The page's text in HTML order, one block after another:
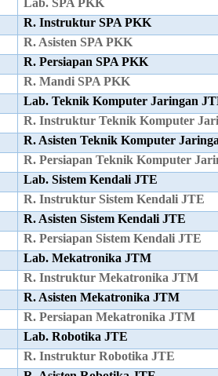
Lab. SPA PKK
R. Instruktur SPA PKK
R. Asisten SPA PKK
R. Persiapan SPA PKK
R. Mandi SPA PKK
Lab. Teknik Komputer Jaringan
R. Instruktur Teknik Komputer
R. Asisten Teknik Komputer
R. Persiapan Teknik Komputer
Lab. Sistem Kendali JTE
R. Instruktur Sistem Kendali JTE
R. Asisten Sistem Kendali JTE
R. Persiapan Sistem Kendali JTE
Lab. Mekatronika JTM
R. Instruktur Mekatronika JTM
R. Asisten Mekatronika JTM
R. Persiapan Mekatronika JTM
Lab. Robotika JTE
R. Instruktur Robotika JTE